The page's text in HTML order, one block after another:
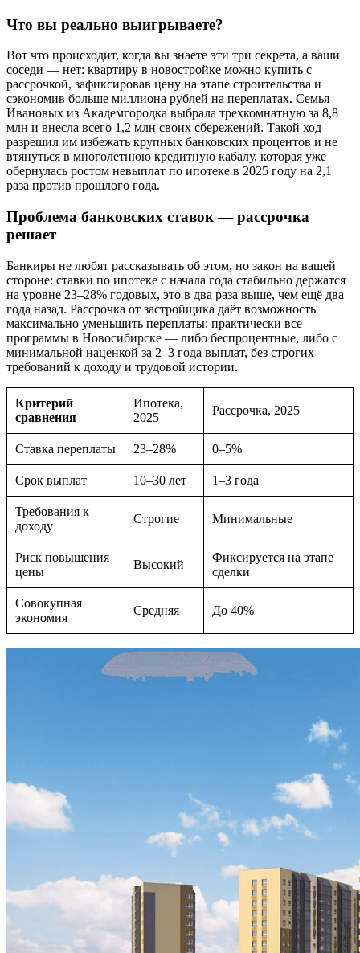
Что вы реально выигрываете?
Вот что происходит, когда вы знаете эти три секрета, а ваши
соседи — нет: квартиру в новостройке можно купить с
рассрочкой, зафиксировав цену на этапе строительства и
сэкономив больше миллиона рублей на переплатах. Семья
Ивановых из Академгородка выбрала трехкомнатную за 8,8
млн и внесла всего 1,2 млн своих сбережений. Такой ход
разрешил им избежать крупных банковских процентов и не
втянуться в многолетнюю кредитную кабалу, которая уже
обернулась ростом невыплат по ипотеке в 2025 году на 2,1
раза против прошлого года.
Проблема банковских ставок — рассрочка
решает
Банкиры не любят рассказывать об этом, но закон на вашей
стороне: ставки по ипотеке с начала года стабильно держатся
на уровне 23–28% годовых, это в два раза выше, чем ещё два
года назад. Рассрочка от застройщика даёт возможность
максимально уменьшить переплаты: практически все
программы в Новосибирске — либо беспроцентные, либо с
минимальной наценкой за 2–3 года выплат, без строгих
требований к доходу и трудовой истории.
Критерий
сравнения
Ипотека,
2025
Рассрочка, 2025
Ставка переплаты 23–28% 0–5%
Срок выплат 10–30 лет 1–3 года
Требования к
доходу
Строгие Минимальные
Риск повышения
цены
Высокий
Фиксируется на этапе
сделки
Совокупная
экономия
Средняя До 40%